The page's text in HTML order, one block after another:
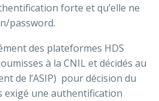
forte et qu’elle ne
password.
des plateformes HDS
à la CNIL et décidés au
de l’ASIP) pour décision du
une authentification